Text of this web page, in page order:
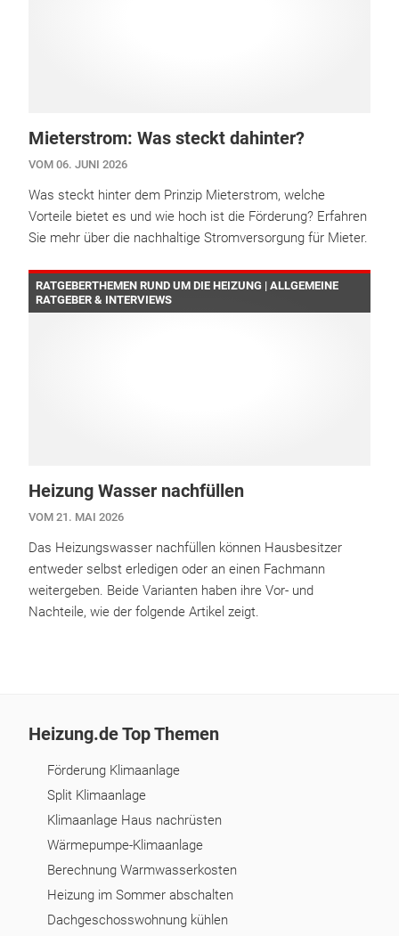
Mieterstrom: Was steckt dahinter?
VOM 06. JUNI 2026
Was steckt hinter dem Prinzip Mieterstrom, welche
Vorteile bietet es und wie hoch ist die Förderung? Erfahren
Sie mehr über die nachhaltige Stromversorgung für Mieter.
RATGEBERTHEMEN RUND UM DIE HEIZUNG | ALLGEMEINE
RATGEBER & INTERVIEWS
Heizung Wasser nachfüllen
VOM 21. MAI 2026
Das Heizungswasser nachfüllen können Hausbesitzer
entweder selbst erledigen oder an einen Fachmann
weitergeben. Beide Varianten haben ihre Vor- und
Nachteile, wie der folgende Artikel zeigt.
Heizung.de Top Themen
Förderung Klimaanlage
Split Klimaanlage
Klimaanlage Haus nachrüsten
Wärmepumpe-Klimaanlage
Berechnung Warmwasserkosten
Heizung im Sommer abschalten
Dachgeschosswohnung kühlen